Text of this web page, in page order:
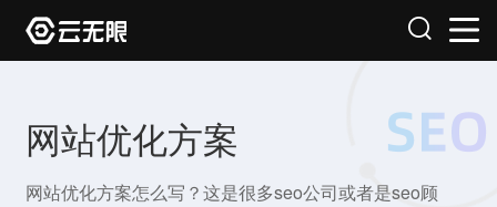
网站优化方案
网站优化方案怎么写？这是很多seo公司或者是seo顾